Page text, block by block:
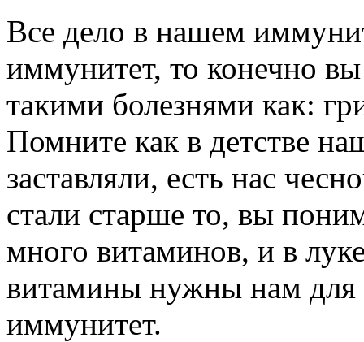
Все дело в нашем
иммунитет, то конечно вы
такими болезнями как:
Помните как в детстве
заставляли, есть нас
стали старше то, вы
много витаминов, и в
витамины нужны нам для
иммунитет.